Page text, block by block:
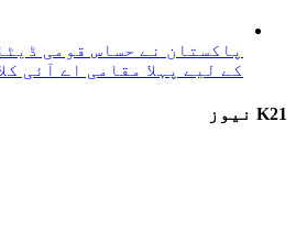
پاکستان نے حساس قومی
کے لیے پہلا مقامی اے آئی
K21 نیوز